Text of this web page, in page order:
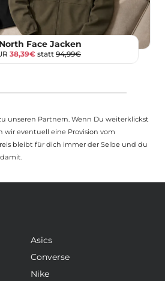
Face Jacken
38,39€ statt 94,99€
unseren Partnern. Wenn Du weiterklickst
wir eventuell eine Provision vom
bleibt für dich immer der Selbe und du
Asics
Converse
Nike